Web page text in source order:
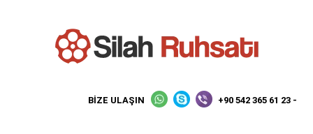
BİZE ULAŞIN +90 542 365 61 23 -